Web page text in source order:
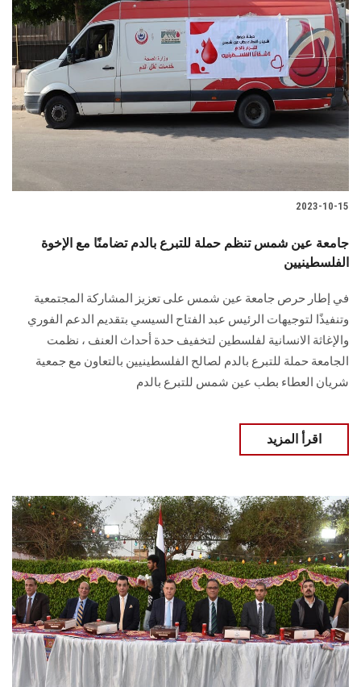
2023-10-15
جامعة عين شمس تنظم حملة للتبرع بالدم تضامنًا مع الإخوة
الفلسطينيين
في إطار حرص جامعة عين شمس على تعزيز المشاركة المجتمعية
وتنفيذًا لتوجيهات الرئيس عبد الفتاح السيسي بتقديم الدعم الفوري
والإغاثة الانسانية لفلسطين لتخفيف حدة أحداث العنف ، نظمت
الجامعة حملة للتبرع بالدم لصالح الفلسطينيين بالتعاون مع جمعية
شريان العطاء بطب عين شمس للتبرع بالدم
اقرأ المزيد